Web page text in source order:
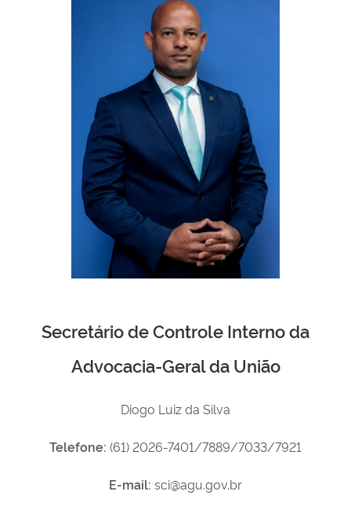
Secretário de Controle Interno da
Advocacia-Geral da União
Diogo Luiz da Silva
Telefone: (61) 2026-7401/7889/7033/7921
E-mail: sci@agu.gov.br